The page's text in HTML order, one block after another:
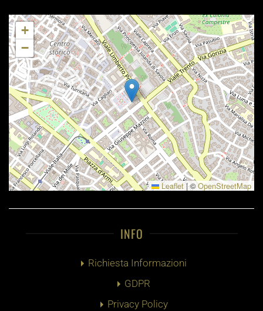
+
−
Leaflet |©OpenStreetMap
INFO
Richiesta Informazioni
GDPR
Privacy Policy